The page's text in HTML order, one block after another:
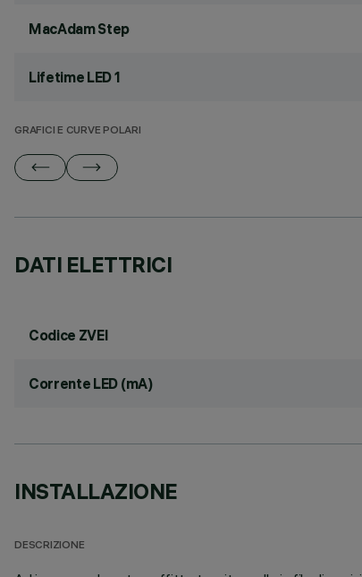
MacAdam Step
Lifetime LED 1
GRAFICI E CURVE POLARI
DATI ELETTRICI
Codice ZVEI
Corrente LED (mA)
INSTALLAZIONE
DESCRIZIONE